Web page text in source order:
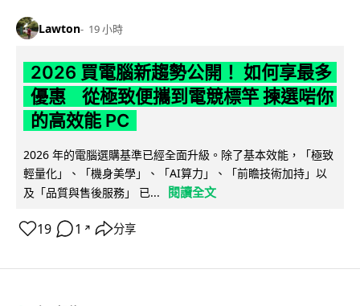
Lawton 19 小時
2026 買電腦新趨勢公開！ 如何享最多
優惠 從極致便攜到電競標竿 揀選啱你
的高效能 PC
2026 年的電腦選購基準已經全面升級。除了基本效能，「極致
輕量化」、「機身美學」、「AI算力」、「前瞻技術加持」以
及「品質與售後服務」 已...
閱讀全文
19 1 ↗ 分享